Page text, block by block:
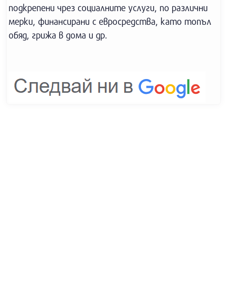
подкрепени чрез социалните услуги, по различни
мерки, финансирани с евросредства, като топъл
обяд, грижа в дома и др.